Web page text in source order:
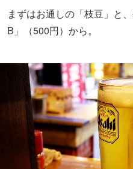
まずはお通しの「枝豆」と
B」（500円）から。